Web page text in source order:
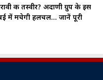
की तस्वीर? अदाणी ग्रुप के इस
में मचेगी हलचल… जानें पूरी